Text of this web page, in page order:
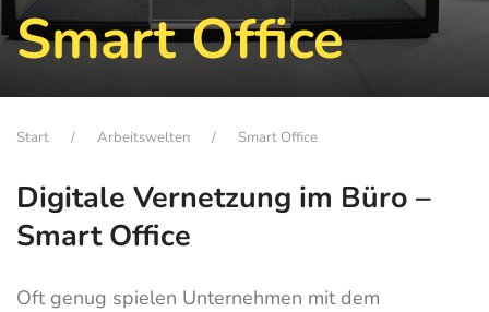
Smart Office
Start Arbeitswelten Smart Office
Digitale Vernetzung im Büro –
Smart Office
Oft genug spielen Unternehmen mit dem